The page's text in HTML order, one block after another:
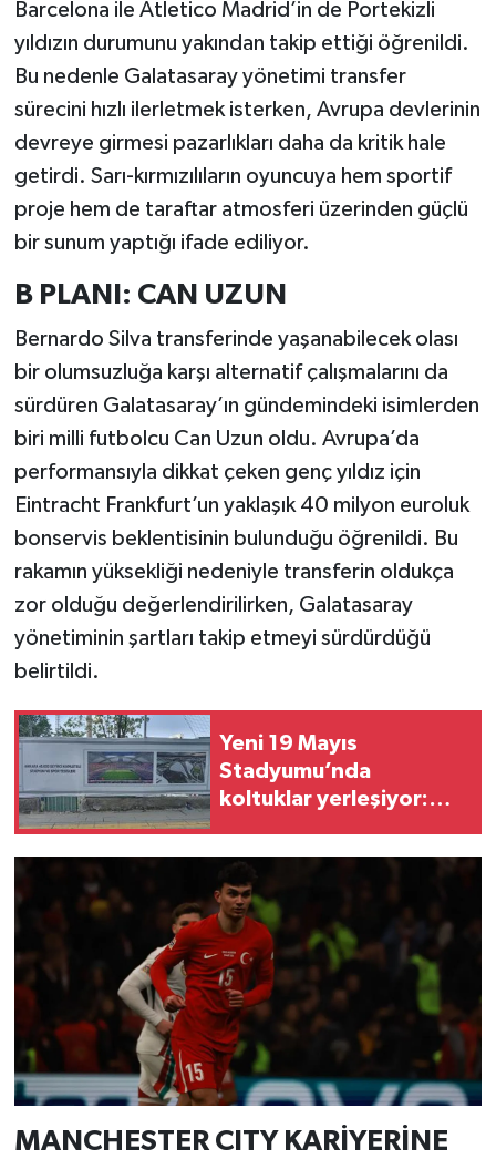
Barcelona ile Atletico Madrid’in de Portekizli
yıldızın durumunu yakından takip ettiği öğrenildi.
Bu nedenle Galatasaray yönetimi transfer
sürecini hızlı ilerletmek isterken, Avrupa devlerinin
devreye girmesi pazarlıkları daha da kritik hale
getirdi. Sarı-kırmızılıların oyuncuya hem sportif
proje hem de taraftar atmosferi üzerinden güçlü
bir sunum yaptığı ifade ediliyor.
B PLANI: CAN UZUN
Bernardo Silva transferinde yaşanabilecek olası
bir olumsuzluğa karşı alternatif çalışmalarını da
sürdüren Galatasaray’ın gündemindeki isimlerden
biri milli futbolcu Can Uzun oldu. Avrupa’da
performansıyla dikkat çeken genç yıldız için
Eintracht Frankfurt’un yaklaşık 40 milyon euroluk
bonservis beklentisinin bulunduğu öğrenildi. Bu
rakamın yüksekliği nedeniyle transferin oldukça
zor olduğu değerlendirilirken, Galatasaray
yönetiminin şartları takip etmeyi sürdürdüğü
belirtildi.
Yeni 19 Mayıs
Stadyumu’nda
koltuklar yerleşiyor:
önerisi
MANCHESTER CITY KARİYERİNE